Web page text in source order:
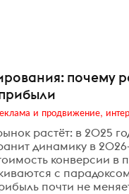
почему
растёт: в 2025
динамику в
конверсии в
с
почти не